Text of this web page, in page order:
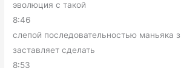
эволюция с такой
8:46
слепой последовательностью маньяка
заставляет сделать
8:53